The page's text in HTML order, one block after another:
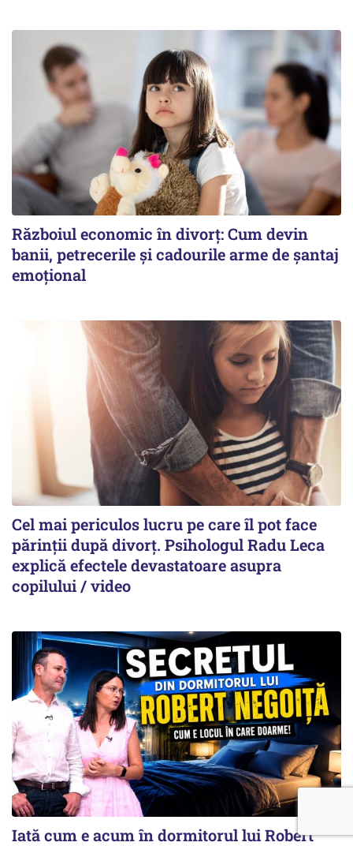
Războiul economic în divorț: Cum devin
banii, petrecerile și cadourile arme de șantaj
emoțional
Cel mai periculos lucru pe care îl pot face
părinții după divorț. Psihologul Radu Leca
explică efectele devastatoare asupra
copilului / video
Iată cum e acum în dormitorul lui Robert